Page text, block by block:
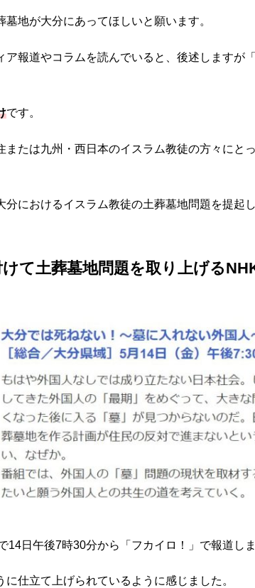
地が大分にあってほしいと願います。
ア報道やコラムを読んでいると、後述しますが
です。
または九州・西日本のイスラム教徒の方々にと
分におけるイスラム教徒の土葬墓地問題を提起
て土葬墓地問題を取り上げる
14日午後7時30分から「フカイロ！」で報道しま
仕立て上げられているように感じました。